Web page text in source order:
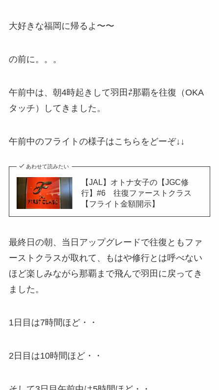
大好きな福岡に帰るよ〜〜
の前に。。。
午前中は、朝4時起きして羽田⇄那覇を往復（OKA
タッチ）してきました。
午前中のフライトの様子はこちらをどーぞ↓↓
あわせて読みたい
【JAL】オトナ女子の【JGC修
行】#6 往復ファーストクラス
【フライト金額開示】
最終日の朝、当日アップグレードで往復ともファ
ーストクラスが取れて、もはや修行とは呼べない
ほど楽しみながら那覇まで飛んで羽田に戻ってき
ました。
1日目は7時間ほど・・
2日目は10時間ほど・・